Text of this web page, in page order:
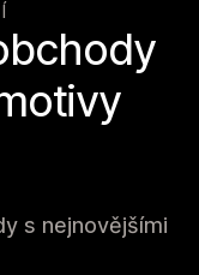
s nejnovějšími